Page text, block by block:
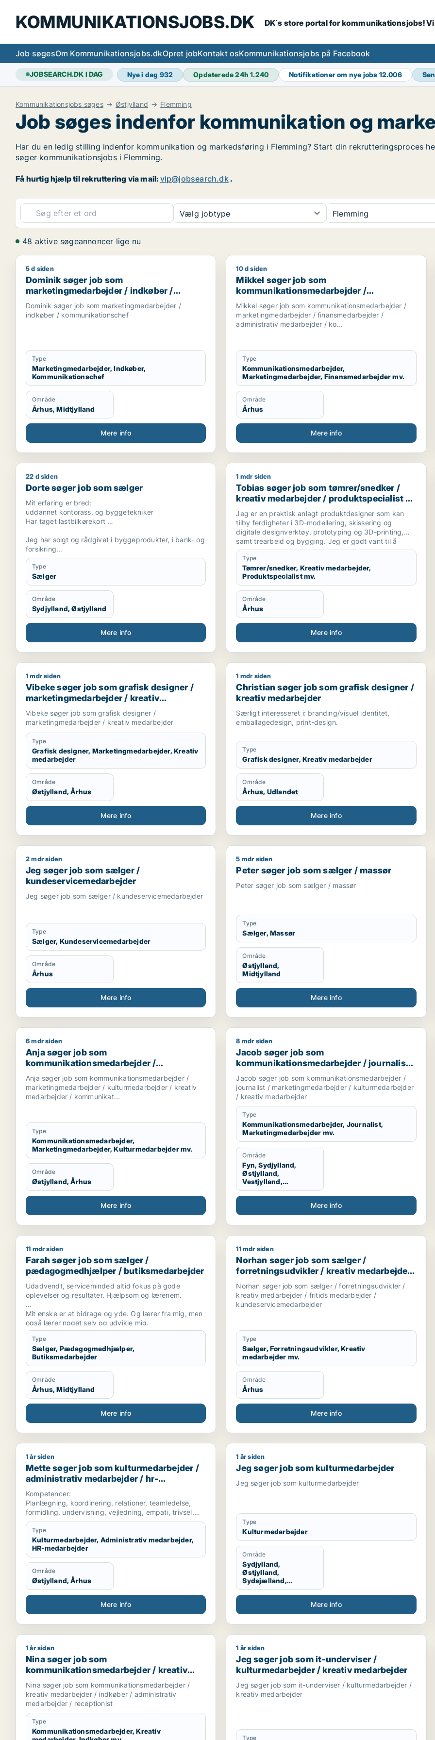
KOMMUNIKATIONSJOBS.DK DK´s store portal for kommunikationsjobs!
Job søgesOm Kommunikationsjobs.dkOpret jobKontakt osKommunikationsjobs på Facebook
JOBSEARCH.DK I DAG Nye i dag 932 Opdaterede 24h1.240 Notifikationer om nye jobs 12.006
Kommunikationsjobs søges Østjylland Flemming
Job søges indenfor kommunikation og
Har du en ledig stilling indenfor kommunikation og markedsføring i Flemming? Start din rekrutteringsproces
søger kommunikationsjobs i Flemming.
Få hurtig hjælp til rekruttering via mail: vip@jobsearch.dk.
Vælg jobtype Flemming
48 aktive søgeannoncer lige nu
Dominik søger job som marketingmedarbejder / indkøber / kommunikationschef
5 d siden
Dominik søger job som
marketingmedarbejder / indkøber /
kommunikationschef
Dominik søger job som marketingmedarbejder /
indkøber / kommunikationschef
Type
Marketingmedarbejder, Indkøber,
Kommunikationschef
Område
Århus, Midtjylland
Mere info
Mikkel søger job som
10 d siden
Mikkel søger job som
kommunikationsmedarbejder /
marketingmedarbejder /
finansmedarbejder / administrativ
medarbejder / kontorassistent
Mikkel søger job som kommunikationsmedarbejder /
marketingmedarbejder / finansmedarbejder /
administrativ medarbejder / ko...
Type
Kommunikationsmedarbejder,
Marketingmedarbejder, Finansmedarbejder mv.
Område
Århus
Mere info
Dorte søger job som sælger
22 d siden
Dorte søger job som sælger
Mit erfaring er bred:
uddannet kontorass. og byggetekniker
Har taget lastbilkørekort
Jeg har solgt og rådgivet i byggeprodukter, i bank- og
forsikring...
.Har været hjælpelærer og pædagogmedhjælper på
efterskole
.arbejdet socialfaglig som ufaglært ssh og
handicaphjælper
Jeg har en god tilgang til mennesker og haft rimelig
nem ved at rådgive og sælge.
Jeg er en stabil medarbejder der gerne vil udvikle mig.
Type
Sælger
Område
Sydjylland, Østjylland
Mere info
Tobias søger job som tømrer/snedker / kreativ
1 mdr siden
Tobias søger job som tømrer/snedker /
kreativ medarbejder / produktspecialist /
maler / naturmedarbejder
Jeg er en praktisk anlagt produktdesigner som kan
tilby ferdigheter i 3D-modellering, skissering og
digitale designverktøy, prototyping og 3D-printing,
samt trearbeid og bygging. Jeg er godt vant til å
jobbe gjennom hele prosessen, fra idé og
konseptutvikling til ferdig produkt. Jeg trives best når
jeg får skape noe med hendene.
Jeg søker stillinger innen produktdesign,
møbelsnekring og verkstedbasert arbeid, og har god
sans for presisjon, måltaking og det å bygge ting fra
bunnen. Jeg flytter til Aarhus og er tilgjengelig fra
august.
Type
Tømrer/snedker, Kreativ medarbejder,
Produktspecialist mv.
Område
Århus
Mere info
Vibeke søger job som grafisk designer / marketingmedarbejder / kreativ medarbejder
1 mdr siden
Vibeke søger job som grafisk designer /
marketingmedarbejder / kreativ
medarbejder
Vibeke søger job som grafisk designer /
marketingmedarbejder / kreativ medarbejder
Type
Grafisk designer, Marketingmedarbejder, Kreativ
medarbejder
Område
Østjylland, Århus
Mere info
Christian søger job som grafisk designer / kreativ
1 mdr siden
Christian søger job som grafisk designer /
kreativ medarbejder
Særligt interesseret i: branding/visuel identitet,
emballagedesign, print-design.
Type
Grafisk designer, Kreativ medarbejder
Område
Århus, Udlandet
Mere info
Jeg søger job som sælger / kundeservicemedarbejder
2 mdr siden
Jeg søger job som sælger /
kundeservicemedarbejder
Jeg søger job som sælger / kundeservicemedarbejder
Type
Sælger, Kundeservicemedarbejder
Område
Århus
Mere info
Peter søger job som sælger / massør
5 mdr siden
Peter søger job som sælger / massør
Peter søger job som sælger / massør
Type
Sælger, Massør
Område
Østjylland,
Midtjylland
Mere info
Anja søger job som kommunikationsmedarbejder / marketingmedarbejder / kulturmedarbejder / kreativ
6 mdr siden
Anja søger job som
kommunikationsmedarbejder /
marketingmedarbejder /
kulturmedarbejder / kreativ medarbejder /
kommunikationschef
Anja søger job som kommunikationsmedarbejder /
marketingmedarbejder / kulturmedarbejder / kreativ
medarbejder / kommunikat...
Type
Kommunikationsmedarbejder,
Marketingmedarbejder, Kulturmedarbejder mv.
Område
Østjylland, Århus
Mere info
Jacob søger job som
8 mdr siden
Jacob søger job som
kommunikationsmedarbejder / journalist /
marketingmedarbejder /
kulturmedarbejder / kreativ medarbejder
Jacob søger job som kommunikationsmedarbejder /
journalist / marketingmedarbejder / kulturmedarbejder
/ kreativ medarbejder
Type
Kommunikationsmedarbejder, Journalist,
Marketingmedarbejder mv.
Område
Fyn, Sydjylland,
Østjylland,
Vestjylland,
Midtjylland
Mere info
Farah søger job som sælger / pædagogmedhjælper / butiksmedarbejder
11 mdr siden
Farah søger job som sælger /
pædagogmedhjælper / butiksmedarbejder
Udadvendt, serviceminded altid fokus på gode
oplevelser og resultater. Hjælpsom og lærenem.
Mit ønske er at bidrage og yde. Og lærer fra mig, men
også lærer noget selv og udvikle mig.
Type
Sælger, Pædagogmedhjælper,
Butiksmedarbejder
Område
Århus, Midtjylland
Mere info
Norhan søger job som sælger / forretningsudvikler
11 mdr siden
Norhan søger job som sælger /
forretningsudvikler / kreativ medarbejder
/ fritids medarbejder /
kundeservicemedarbejder
Norhan søger job som sælger / forretningsudvikler /
kreativ medarbejder / fritids medarbejder /
kundeservicemedarbejder
Type
Sælger, Forretningsudvikler, Kreativ
medarbejder mv.
Område
Århus
Mere info
Mette søger job som kulturmedarbejder / administrativ medarbejder / hr-medarbejder
1 år siden
Mette søger job som kulturmedarbejder /
administrativ medarbejder / hr-
medarbejder
Kompetencer:
Planlægning, koordinering, relationer, teamledelse,
formidling, undervisning, vejledning, empati, trivsel,
didaktik, udvikling
Ønsker:
Projektledelse, arbejde med trivsel/personprofiler/HR,
administration, variation i arbejdsopgaver, job indenfor
kulturinstitutioner
Type
Kulturmedarbejder, Administrativ medarbejder,
HR-medarbejder
Område
Østjylland, Århus
Mere info
Jeg søger job som kulturmedarbejder
1 år siden
Jeg søger job som kulturmedarbejder
Jeg søger job som kulturmedarbejder
Type
Kulturmedarbejder
Område
Sydjylland,
Østjylland,
Sydsjælland,
Midtjylland
Mere info
Nina søger job som kommunikationsmedarbejder / kreativ medarbejder / indkøber / administrativ
1 år siden
Nina søger job som
kommunikationsmedarbejder / kreativ
medarbejder / indkøber / administrativ
medarbejder / receptionist
Nina søger job som kommunikationsmedarbejder /
kreativ medarbejder / indkøber / administrativ
medarbejder / receptionist
Type
Kommunikationsmedarbejder, Kreativ
Jeg søger job som it-underviser / kulturmedarbejder
1 år siden
Jeg søger job som it-underviser /
kulturmedarbejder / kreativ medarbejder
Jeg søger job som it-underviser / kulturmedarbejder /
kreativ medarbejder
Type